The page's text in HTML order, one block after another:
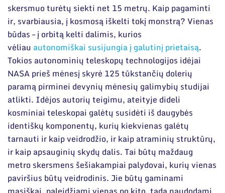
skersmuo turėtų siekti net 15 metrų. Kaip pagaminti
ir, svarbiausia, į kosmosą iškelti tokį monstrą? Vienas
būdas – į orbitą kelti dalimis, kurios
vėliau autonomiškai susijungia į galutinį prietaisą.
Tokios autonominių teleskopų technologijos idėjai
NASA prieš mėnesį skyrė 125 tūkstančių dolerių
paramą pirminei devynių mėnesių galimybių studijai
atlikti. Idėjos autorių teigimu, ateityje dideli
kosminiai teleskopai galėtų susidėti iš daugybės
identiškų komponentų, kurių kiekvienas galėtų
tarnauti ir kaip veidrodžio, ir kaip atraminių struktūrų,
ir kaip apsauginių skydų dalis. Tai būtų maždaug
metro skersmens šešiakampiai palydovai, kurių vienas
paviršius būtų veidrodinis. Jie būtų gaminami